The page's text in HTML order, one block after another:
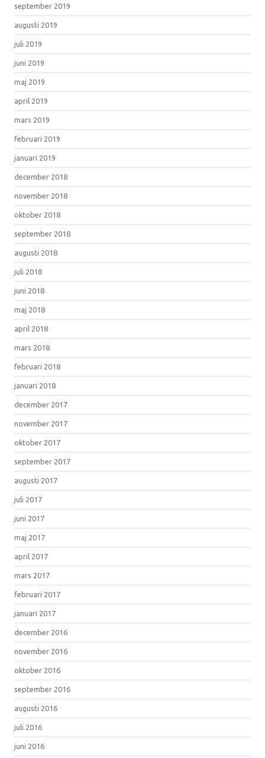
september 2019
augusti 2019
juli 2019
juni 2019
maj 2019
april 2019
mars 2019
februari 2019
januari 2019
december 2018
november 2018
oktober 2018
september 2018
augusti 2018
juli 2018
juni 2018
maj 2018
april 2018
mars 2018
februari 2018
januari 2018
december 2017
november 2017
oktober 2017
september 2017
augusti 2017
juli 2017
juni 2017
maj 2017
april 2017
mars 2017
februari 2017
januari 2017
december 2016
november 2016
oktober 2016
september 2016
augusti 2016
juli 2016
juni 2016